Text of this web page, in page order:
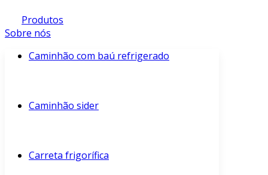
Produtos
Sobre nós
Caminhão com baú refrigerado
Caminhão sider
Carreta frigorífica